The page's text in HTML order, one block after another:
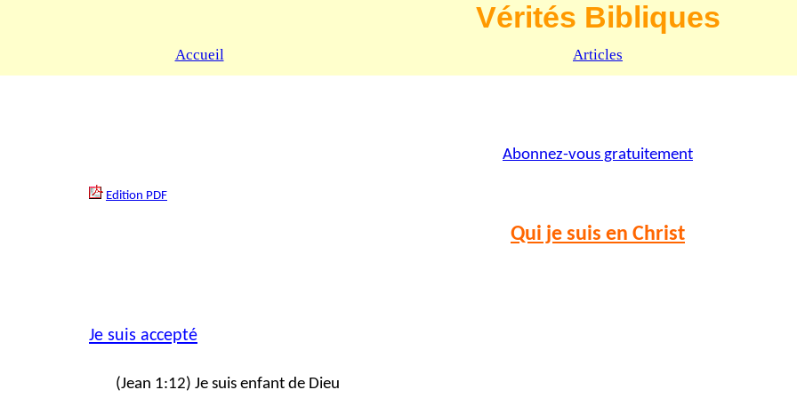
Vérités Bibliques
Accueil Articles
Abonnez-vous gratuitement
Edition PDF
Qui je suis en Christ
Je suis accepté
(Jean 1:12) Je suis enfant de Dieu